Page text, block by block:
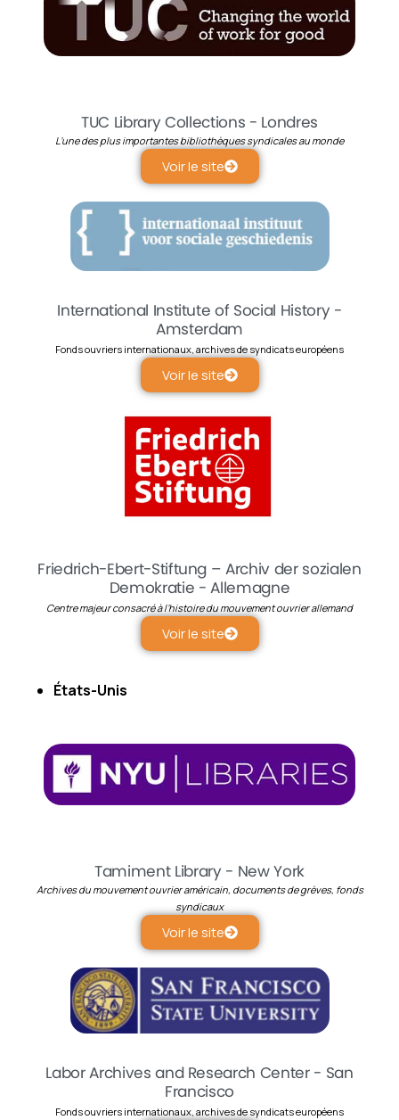
TUC Library Collections - Londres
L’une des plus importantes bibliothèques syndicales au monde
Voir le site
International Institute of Social History -
Amsterdam
Fonds ouvriers internationaux, archives de syndicats européens
Voir le site
Friedrich-Ebert-Stiftung – Archiv der sozialen
Demokratie - Allemagne
Centre majeur consacré à l’histoire du mouvement ouvrier allemand
Voir le site
États-Unis
Tamiment Library - New York
Archives du mouvement ouvrier américain, documents de grèves, fonds
syndicaux
Voir le site
Labor Archives and Research Center - San
Francisco
Fonds ouvriers internationaux, archives de syndicats européens